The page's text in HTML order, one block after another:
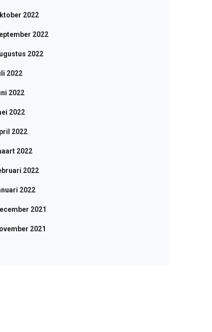
2022
2022
2022
2022
2022
2022
2022
2022
2022
2022
2021
2021